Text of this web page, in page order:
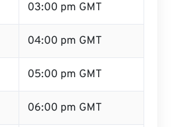
03:00 pm GMT
04:00 pm GMT
05:00 pm GMT
06:00 pm GMT